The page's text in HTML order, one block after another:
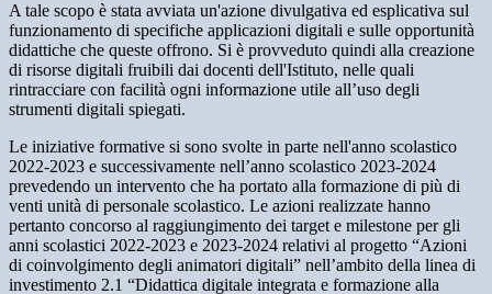
A tale scopo è stata avviata un'azione divulgativa ed esplicativa sul
funzionamento di specifiche applicazioni digitali e sulle opportunità
didattiche che queste offrono. Si è provveduto quindi alla creazione
di risorse digitali fruibili dai docenti dell'Istituto, nelle quali
rintracciare con facilità ogni informazione utile all’uso degli
strumenti digitali spiegati.
Le iniziative formative si sono svolte in parte nell'anno scolastico
2022-2023 e successivamente nell’anno scolastico 2023-2024
prevedendo un intervento che ha portato alla formazione di più di
venti unità di personale scolastico. Le azioni realizzate hanno
pertanto concorso al raggiungimento dei target e milestone per gli
anni scolastici 2022-2023 e 2023-2024 relativi al progetto “Azioni
di coinvolgimento degli animatori digitali” nell’ambito della linea di
investimento 2.1 “Didattica digitale integrata e formazione alla